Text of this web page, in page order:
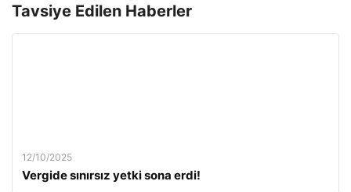
Tavsiye Edilen Haberler
12/10/2025
Vergide sınırsız yetki sona erdi!